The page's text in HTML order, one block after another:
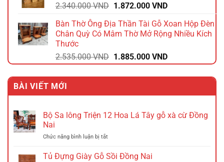
2.112.000 VND.
2.340.000VND Giá
là:
2.340.000 VND.
1.872.000 VNDGiá
tại
là:
Bàn Thờ Ông Địa Thần Tài Gỗ Xoan Hộp Đèn
Chân Quỳ Có Mâm Thờ Mở Rộng Nhiều Kích
Thước
2.535.000VND Giá
gốc
là:
1.885.000 VNDGiá
hiện
tại
1.885.000 VND.
BÀI VIẾT MỚI
Bộ Sa lông Triện 12 Hoa Lá Tây gỗ xà cừ Đồng
Nai
Chức năng bình luận bị tắtở
Sa
Tủ Đựng Giày Gỗ Sồi Đồng Nai